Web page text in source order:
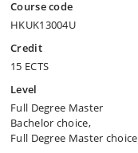
Course code
HKUK13004U
Credit
15 ECTS
Level
Full Degree Master
Bachelor choice,
Full Degree Master choice